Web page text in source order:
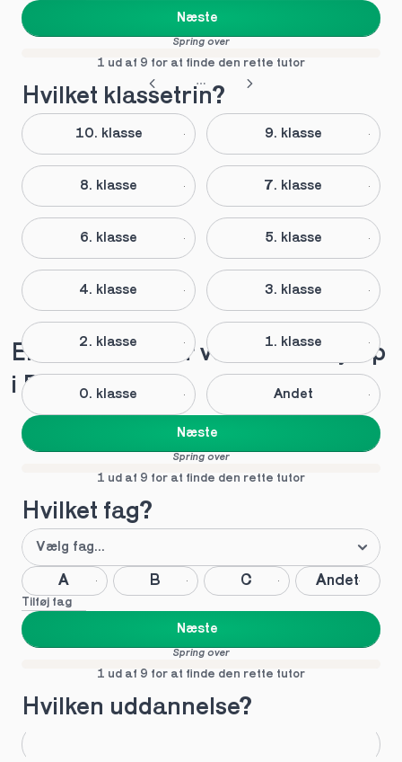
Næste
Spring over
1 ud af 9 for at finde den rette tutor
Hvilket klassetrin?
10. klasse 9. klasse
8. klasse 7. klasse
6. klasse 5. klasse
4. klasse 3. klasse
2. klasse 1. klasse
0. klasse Andet
Næste
Spring over
1 ud af 9 for at finde den rette tutor
Hvilket fag?
A B C Andet
Tilføj fag
Næste
Spring over
1 ud af 9 for at finde den rette tutor
Hvilken uddannelse?
i Broager
Elever anbefaler vores lektiehjælp
i Broager